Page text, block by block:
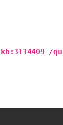
kb:3114409 /